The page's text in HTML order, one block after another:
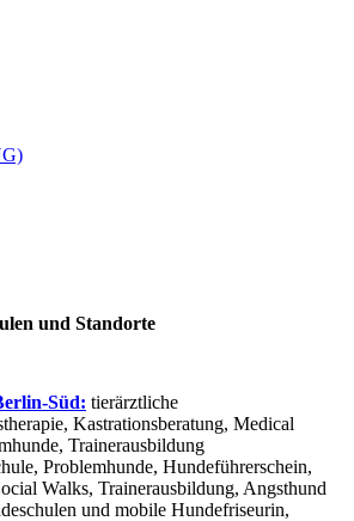
und Standorte
Süd: tierärztliche
Kastrationsberatung, Medical
Trainerausbildung
Problemhunde, Hundeführerschein,
Walks, Trainerausbildung, Angsthund
und mobile Hundefriseurin,